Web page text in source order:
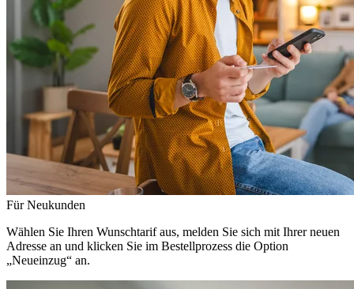
Für Neukunden
Wählen Sie Ihren Wunschtarif aus, melden Sie sich mit Ihrer neuen
Adresse an und klicken Sie im Bestellprozess die Option
„Neueinzug“ an.